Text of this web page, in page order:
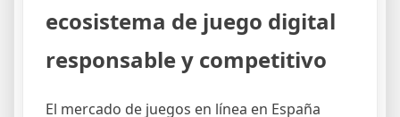
ecosistema de juego digital
responsable y competitivo
El mercado de juegos en línea en España